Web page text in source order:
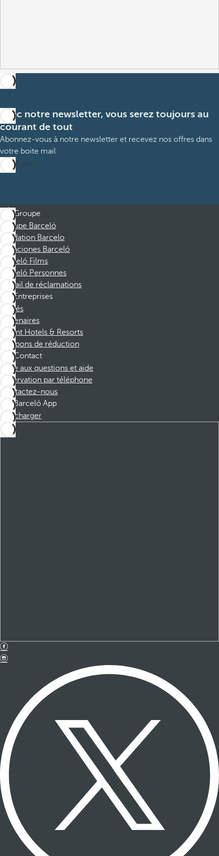
Avec notre newsletter, vous serez toujours au
courant de tout
Abonnez-vous à notre newsletter et recevez nos offres dans
votre boite mail
M’abonner
Groupe
Groupe Barceló
Fondation Barcelo
Vacaciones Barceló
Barceló Films
Barceló Personnes
Portail de réclamations
Entreprises
Affiliés
Partenaires
Dorint Hotels & Resorts
Coupons de réduction
Contact
Foire aux questions et aide
Réservation par téléphone
Contactez-nous
Barceló App
Télécharger